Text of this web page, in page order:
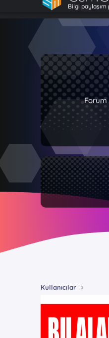
Bilgi
Forum
Kullanıcılar